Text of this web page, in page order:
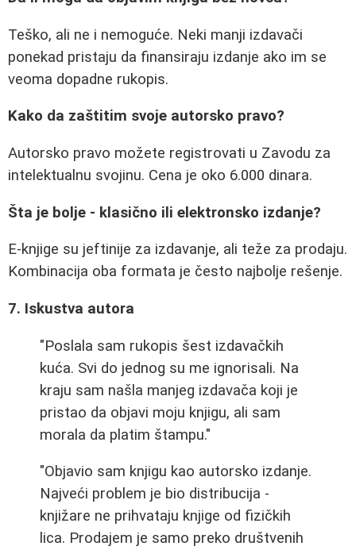
Teško, ali ne i nemoguće. Neki manji izdavači
ponekad pristaju da finansiraju izdanje ako im se
veoma dopadne rukopis.
Kako da zaštitim svoje autorsko pravo?
Autorsko pravo možete registrovati u Zavodu za
intelektualnu svojinu. Cena je oko 6.000 dinara.
Šta je bolje - klasično ili elektronsko izdanje?
E-knjige su jeftinije za izdavanje, ali teže za prodaju.
Kombinacija oba formata je često najbolje rešenje.
7. Iskustva autora
"Poslala sam rukopis šest izdavačkih
kuća. Svi do jednog su me ignorisali. Na
kraju sam našla manjeg izdavača koji je
pristao da objavi moju knjigu, ali sam
morala da platim štampu."
"Objavio sam knjigu kao autorsko izdanje.
Najveći problem je bio distribucija -
knjižare ne prihvataju knjige od fizičkih
lica. Prodajem je samo preko društvenih